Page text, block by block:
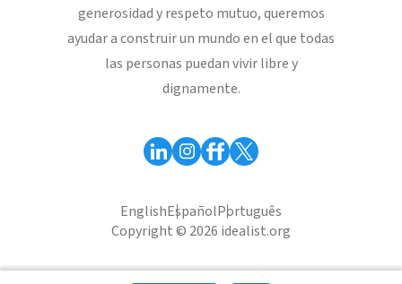
generosidad y respeto mutuo, queremos
ayudar a construir un mundo en el que todas
las personas puedan vivir libre y
dignamente.
EnglishEspañolPortuguês
Copyright © 2026 idealist.org